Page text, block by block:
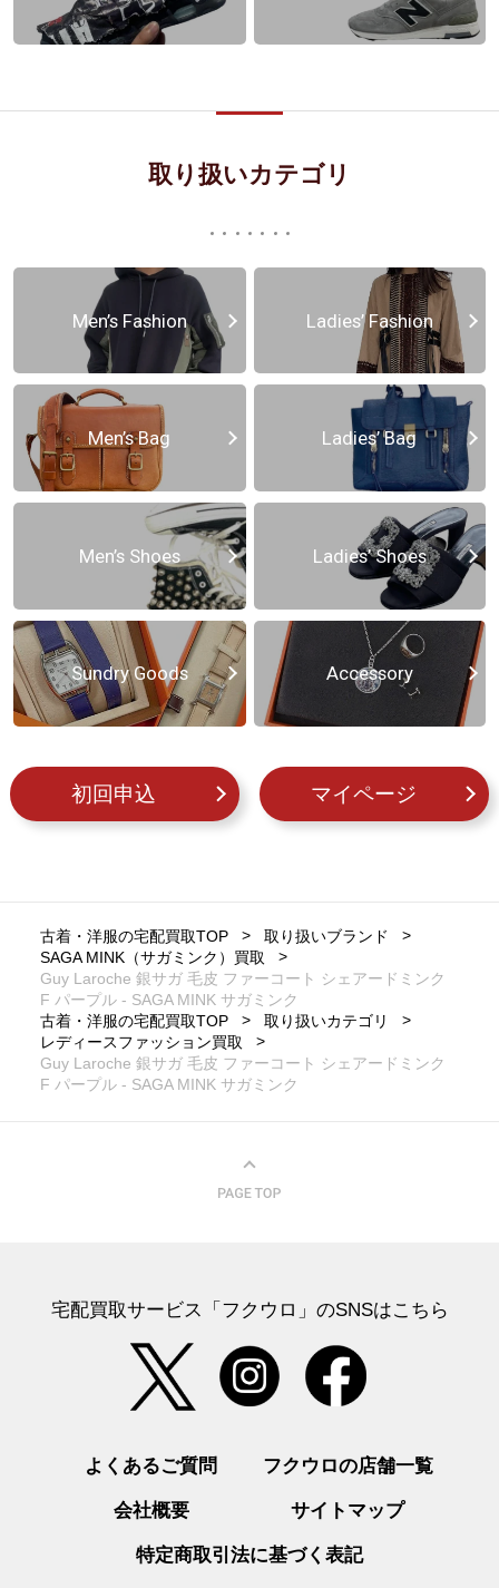
取り扱いカテゴリ
Men’s Fashion Ladies’ Fashion
Men’s Bag Ladies’ Bag
Men’s Shoes Ladies’ Shoes
Sundry Goods Accessory
初回申込 マイページ
古着・洋服の宅配買取TOP
取り扱いブランド
SAGA MINK（サガミンク）買取
Guy Laroche 銀サガ 毛皮 ファーコート シェアードミンク
F パープル - SAGA MINK サガミンク
古着・洋服の宅配買取TOP
取り扱いカテゴリ
レディースファッション買取
Guy Laroche 銀サガ 毛皮 ファーコート シェアードミンク
F パープル - SAGA MINK サガミンク
宅配買取サービス「フクウロ」のSNSはこちら
よくあるご質問 フクウロの店舗一覧
会社概要 サイトマップ
特定商取引法に基づく表記